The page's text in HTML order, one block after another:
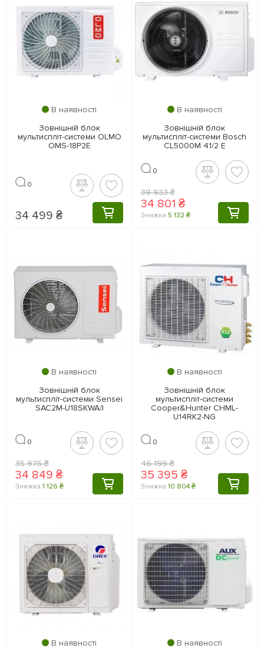
В наявності
Зовнішній блок
мультиспліт-системи OLMO
OMS-18P2E
0
34 499 ₴
В наявності
Зовнішній блок
мультиспліт-системи Bosch
CL5000M 41/2 E
0
34 801 ₴
39 933 ₴
Знижка 5 132 ₴
В наявності
Зовнішній блок
мультиспліт-системи Sensei
SAC2M-U18SKWA/I
0
34 849 ₴
35 975 ₴
Знижка1 126 ₴
В наявності
Зовнішній блок
мультиспліт-системи
Cooper&Hunter CHML-
U14RK2-NG
0
35 395 ₴
46 199 ₴
Знижка 10 804 ₴
В наявності
В наявності